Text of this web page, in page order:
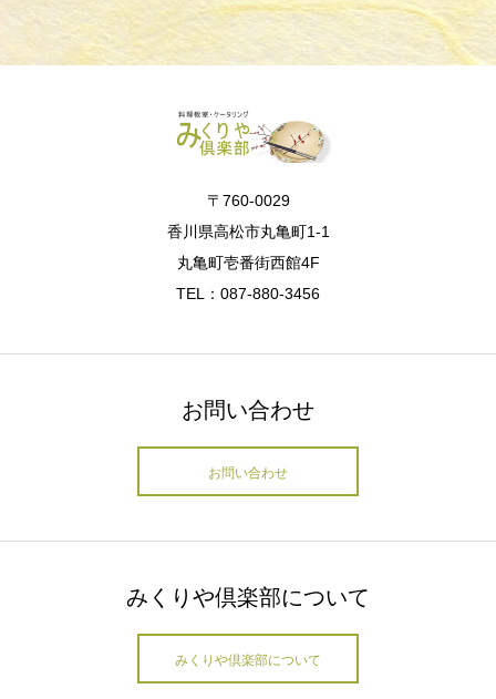
〒760-0029
香川県高松市丸亀町1-1
丸亀町壱番街西館4F
TEL：087-880-3456
お問い合わせ
お問い合わせ
みくりや倶楽部について
みくりや倶楽部について